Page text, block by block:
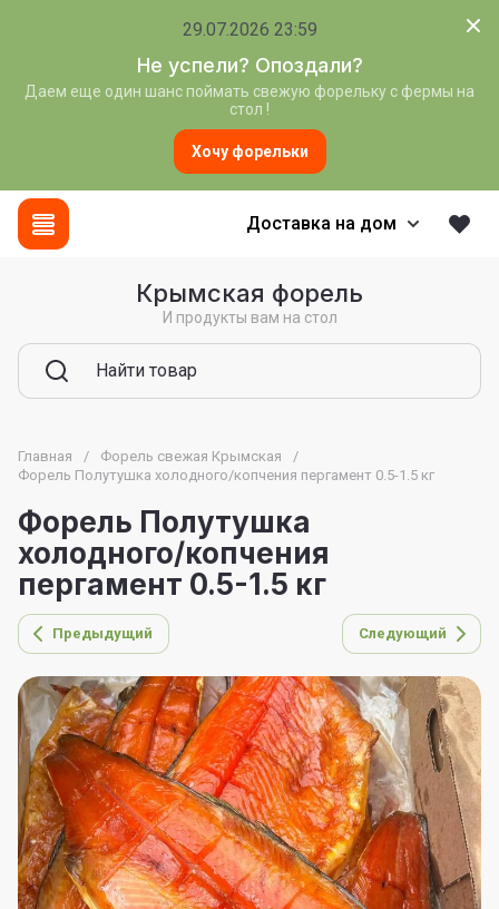
29.07.2026 23:59
Не успели? Опоздали?
Даем еще один шанс поймать свежую форельку с фермы на
стол !
Хочу форельки
Доставка на дом
Крымская форель
И продукты вам на стол
Главная / Форель свежая Крымская
/
Форель Полутушка холодного/копчения пергамент 0.5-1.5 кг
Форель Полутушка
холодного/копчения
пергамент 0.5-1.5 кг
Предыдущий Следующий